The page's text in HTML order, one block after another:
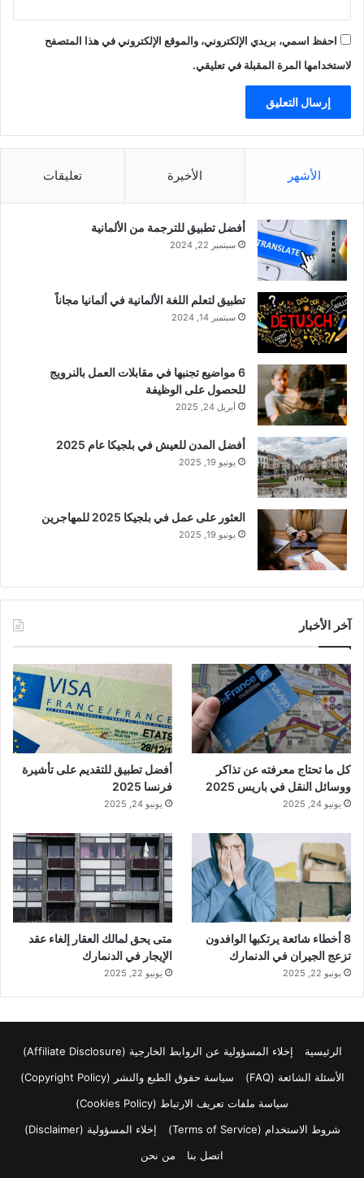
احفظ اسمي، بريدي الإلكتروني، والموقع الإلكتروني في هذا المتصفح
لاستخدامها المرة المقبلة في تعليقي.
الأشهر الأخيرة تعليقات
أفضل تطبيق للترجمة من الألمانية
سبتمبر 22, 2024
تطبيق لتعلم اللغة الألمانية في ألمانيا مجاناً
سبتمبر 14, 2024
6 مواضيع تجنبها في مقابلات العمل بالنرويج
للحصول على الوظيفة
أبريل 24, 2025
أفضل المدن للعيش في بلجيكا عام 2025
يونيو 19, 2025
العثور على عمل في بلجيكا 2025 للمهاجرين
يونيو 19, 2025
آخر الأخبار
كل ما تحتاج معرفته عن تذاكر
ووسائل النقل في باريس 2025
يونيو 24, 2025
أفضل تطبيق للتقديم على تأشيرة
فرنسا 2025
يونيو 24, 2025
8 أخطاء شائعة يرتكبها الوافدون
تزعج الجيران في الدنمارك
يونيو 22, 2025
متى يحق لمالك العقار إلغاء عقد
الإيجار في الدنمارك
يونيو 22, 2025
الرئيسية
إخلاء المسؤولية عن الروابط الخارجية (Affiliate Disclosure)
الأسئلة الشائعة (FAQ)
سياسة حقوق الطبع والنشر (Copyright Policy)
سياسة ملفات تعريف الارتباط (Cookies Policy)
شروط الاستخدام (Terms of Service)
إخلاء المسؤولية (Disclaimer)
اتصل بنا
من نحن